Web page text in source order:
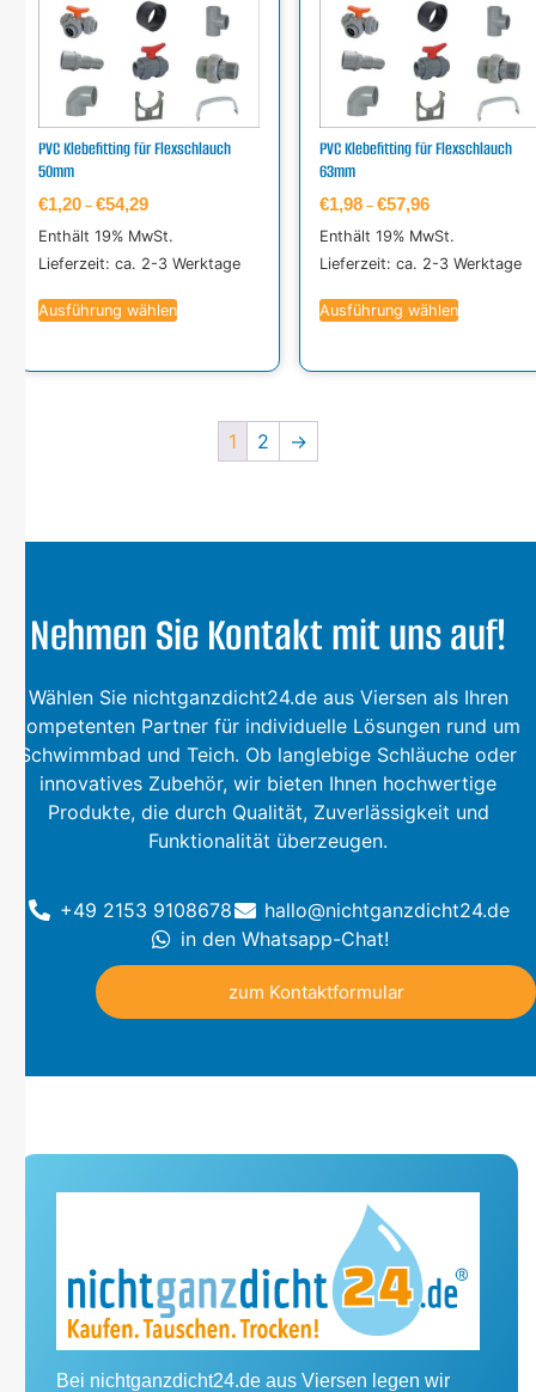
PVC Klebefitting für Flexschlauch
50mm
€1,20 – €54,29
Enthält 19% MwSt.
Lieferzeit: ca. 2-3 Werktage
Ausführung wählen
PVC Klebefitting für Flexschlauch
63mm
€1,98 – €57,96
Enthält 19% MwSt.
Lieferzeit: ca. 2-3 Werktage
Ausführung wählen
1 2 →
Nehmen Sie Kontakt mit uns auf!
Wählen Sie nichtganzdicht24.de aus Viersen als Ihren
kompetenten Partner für individuelle Lösungen rund um
Schwimmbad und Teich. Ob langlebige Schläuche oder
innovatives Zubehör, wir bieten Ihnen hochwertige
Produkte, die durch Qualität, Zuverlässigkeit und
Funktionalität überzeugen.
+49 2153 9108678
hallo@nichtganzdicht24.de
in den Whatsapp-Chat!
zum Kontaktformular
Bei nichtganzdicht24.de aus Viersen legen wir